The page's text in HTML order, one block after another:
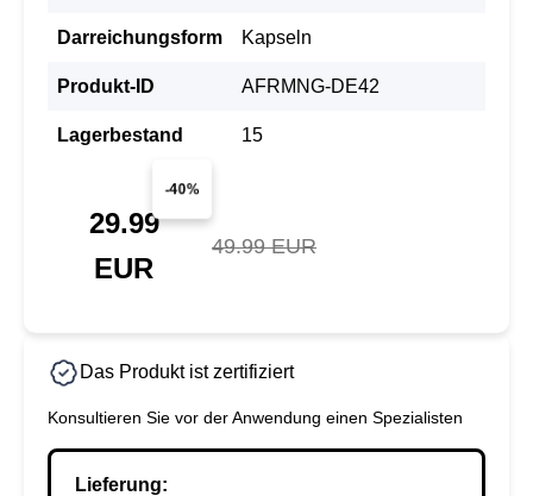
Darreichungsform Kapseln
Produkt-ID AFRMNG-DE42
Lagerbestand 15
-40%
29.99
EUR
49.99 EUR
Das Produkt ist zertifiziert
Konsultieren Sie vor der Anwendung einen Spezialisten
Lieferung: